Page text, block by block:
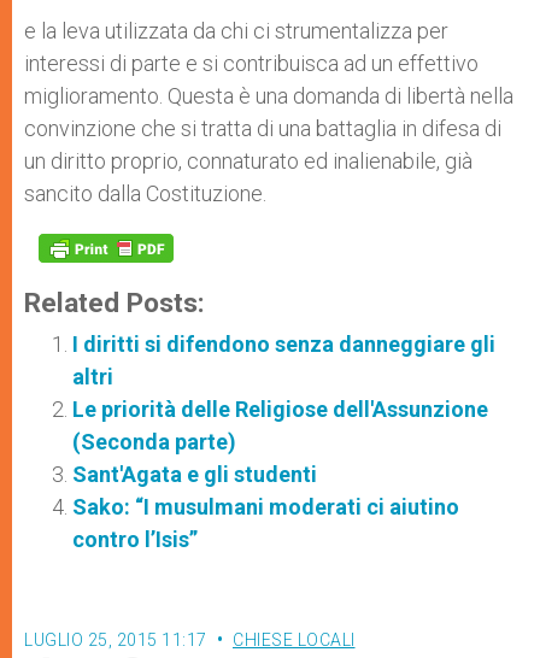
e la leva utilizzata da chi ci strumentalizza per
interessi di parte e si contribuisca ad un effettivo
miglioramento. Questa è una domanda di libertà nella
convinzione che si tratta di una battaglia in difesa di
un diritto proprio, connaturato ed inalienabile, già
sancito dalla Costituzione.
Related Posts:
I diritti si difendono senza danneggiare gli
altri
Le priorità delle Religiose dell'Assunzione
(Seconda parte)
Sant'Agata e gli studenti
Sako: “I musulmani moderati ci aiutino
contro l’Isis”
LUGLIO 25, 2015 11:17 CHIESE LOCALI